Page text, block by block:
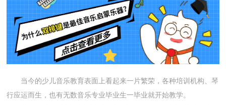
当今的少儿音乐教育表面上看起来一片繁荣，各种培训机构、琴
行应运而生，也有无数音乐专业毕业生一毕业就开始教学。